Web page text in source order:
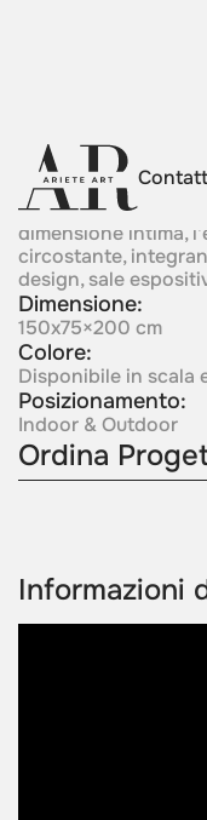
Embrace Of Light
Centrata attorno a
manifesta
dimensione intima,
circostante,
design, sale
Dimensione:
150x75×200 cm
Colore:
Disponibile in scala
Posizionamento:
Indoor & Outdoor
Ordina
Informazioni